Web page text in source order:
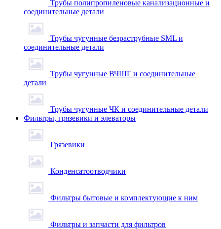
Трубы полипропиленовые канализационные и
соединительные детали
Трубы чугунные безраструбные SML и
соединительные детали
Трубы чугунные ВЧШГ и соединительные
детали
Трубы чугунные ЧК и соединительные детали
Фильтры, грязевики и элеваторы
Грязевики
Конденсатоотводчики
Фильтры бытовые и комплектующие к ним
Фильтры и запчасти для фильтров